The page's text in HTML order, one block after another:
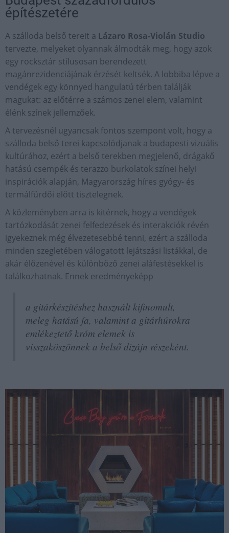
építészetére
A szálloda belső tereit a Lázaro Rosa-Violán Studio
tervezte, melyeket olyannak álmodták meg, hogy azok
egy rocksztár stílusosan berendezett
magánrezidenciájának érzését keltsék. A lobbiba lépve a
vendégek egy könnyed hangulatú térben találják
magukat: az előtérre a számos zenei elem, valamint
élénk színek jellemzőek.
A tervezésnél ugyancsak fontos szempont volt, hogy a
szálloda belső terei kapcsolódjanak a budapesti vizuális
kultúrához, ezért a belső terekben megjelenő, drágakő
hatású csempék és terazzo burkolatok színei helyi
inspirációk alapján, Magyarország híres gyógy- és
termálfürdői előtt tisztelegnek.
A közleményben arra is kitérnek, hogy a vendégek
tartózkodását zenei felfedezések és interakciók révén
igyekeznek még élvezetesebbé tenni, ezért a szálloda
minden szegletében válogatott lejátszási listákkal, de
akár élőzenével és különböző zenei aláfestésekkel is
találkozhatnak. Ennek eredményeképp
a gitárkészítéshez használt kifinomult,
meleg hatású fa, valamint a gitárhúrokra
emlékeztető króm elemek is
visszaköszönnek a belső dizájn részeként.